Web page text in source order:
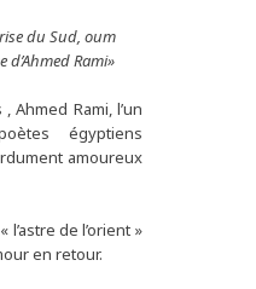
du Sud, oum
Rami»
Ahmed Rami, l’un
égyptiens
amoureux
de l’orient »
en retour.